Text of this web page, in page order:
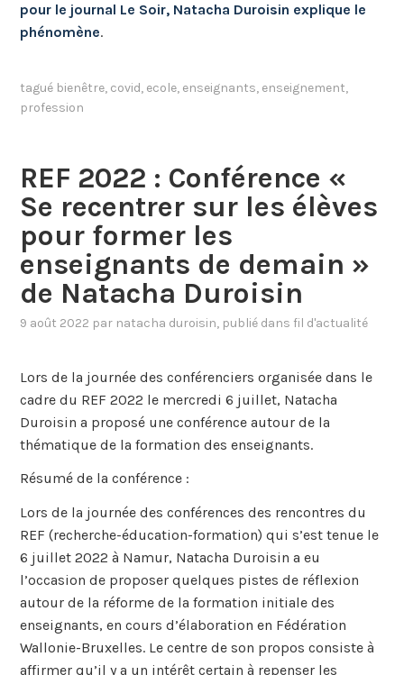
pour le journal Le Soir, Natacha Duroisin explique le
phénomène.
tagué bienêtre, covid, ecole, enseignants, enseignement,
profession
REF 2022 : Conférence «
Se recentrer sur les élèves
pour former les
enseignants de demain »
de Natacha Duroisin
9 août 2022 par natacha duroisin, publié dans fil d'actualité
Lors de la journée des conférenciers organisée dans le
cadre du REF 2022 le mercredi 6 juillet, Natacha
Duroisin a proposé une conférence autour de la
thématique de la formation des enseignants.
Résumé de la conférence :
Lors de la journée des conférences des rencontres du
REF (recherche-éducation-formation) qui s’est tenue le
6 juillet 2022 à Namur, Natacha Duroisin a eu
l’occasion de proposer quelques pistes de réflexion
autour de la réforme de la formation initiale des
enseignants, en cours d’élaboration en Fédération
Wallonie-Bruxelles. Le centre de son propos consiste à
affirmer qu’il y a un intérêt certain à repenser les